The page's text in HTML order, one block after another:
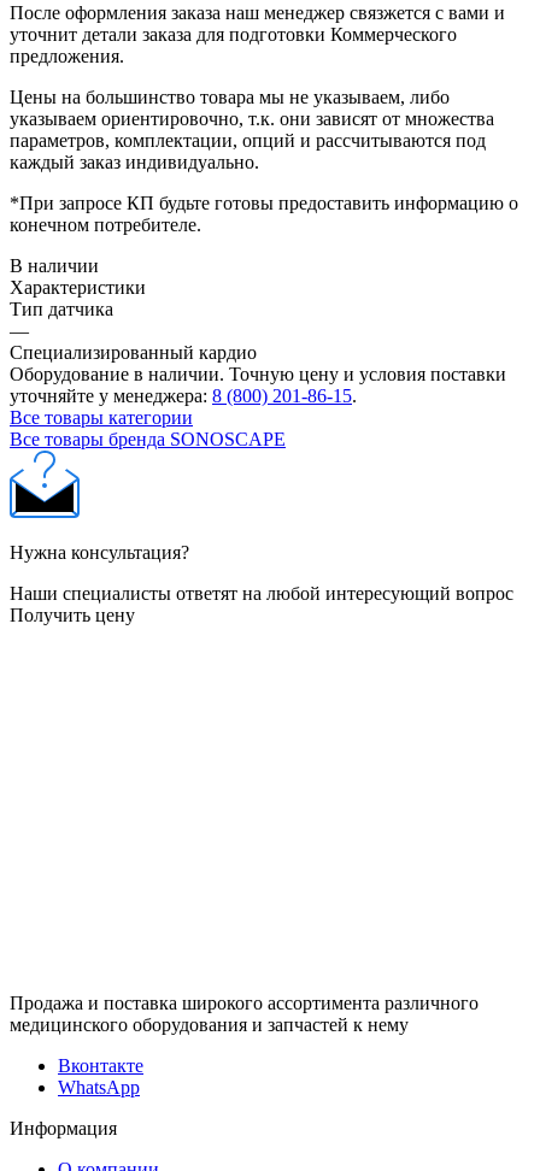
После оформления заказа наш менеджер связжется с вами и
уточнит детали заказа для подготовки Коммерческого
предложения.
Цены на большинство товара мы не указываем, либо
указываем ориентировочно, т.к. они зависят от множества
параметров, комплектации, опций и рассчитываются под
каждый заказ индивидуально.
*При запросе КП будьте готовы предоставить информацию о
конечном потребителе.
В наличии
Характеристики
Тип датчика
—
Специализированный кардио
Оборудование в наличии. Точную цену и условия поставки
уточняйте у менеджера: 8 (800) 201-86-15.
Все товары категории
Все товары бренда SONOSCAPE
Нужна консультация?
Наши специалисты ответят на любой интересующий вопрос
Получить цену
Продажа и поставка широкого ассортимента различного
медицинского оборудования и запчастей к нему
Вконтакте
WhatsApp
Информация